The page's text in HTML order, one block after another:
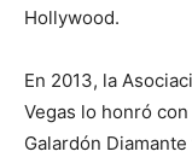
Hollywood.
En 2013, la
Vegas lo honró
Galardón